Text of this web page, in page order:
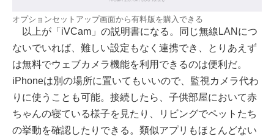
オプションセットアップ画面から有料版を購入できる
以上が「iVCam」の説明書になる。同じ無線LANにつ
ないでいれば、難しい設定もなく連携でき、とりあえず
は無料でウェブカメラ機能を利用できるのは便利だ。
iPhoneは別の場所に置いてもいいので、監視カメラ代わ
りに使うことも可能。接続したら、子供部屋において赤
ちゃんの寝ている様子を見たり、リビングでペットたち
の挙動を確認したりできる。類似アプリもほとんどない